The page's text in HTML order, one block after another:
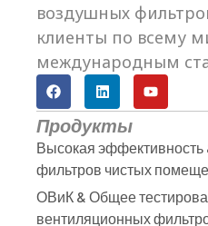
воздушных
клиенты по всему
международным
Продукты
Высокая эффективность
фильтров чистых
ОВиК & Общее
вентиляционных